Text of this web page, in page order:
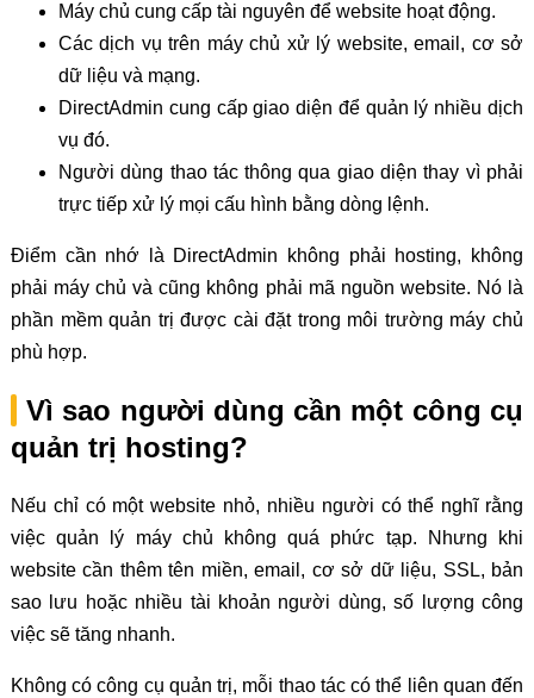
Máy chủ cung cấp tài nguyên để website hoạt động.
Các dịch vụ trên máy chủ xử lý website, email, cơ sở
dữ liệu và mạng.
DirectAdmin cung cấp giao diện để quản lý nhiều dịch
vụ đó.
Người dùng thao tác thông qua giao diện thay vì phải
trực tiếp xử lý mọi cấu hình bằng dòng lệnh.
Điểm cần nhớ là DirectAdmin không phải hosting, không
phải máy chủ và cũng không phải mã nguồn website. Nó là
phần mềm quản trị được cài đặt trong môi trường máy chủ
phù hợp.
Vì sao người dùng cần một công cụ
quản trị hosting?
Nếu chỉ có một website nhỏ, nhiều người có thể nghĩ rằng
việc quản lý máy chủ không quá phức tạp. Nhưng khi
website cần thêm tên miền, email, cơ sở dữ liệu, SSL, bản
sao lưu hoặc nhiều tài khoản người dùng, số lượng công
việc sẽ tăng nhanh.
Không có công cụ quản trị, mỗi thao tác có thể liên quan đến